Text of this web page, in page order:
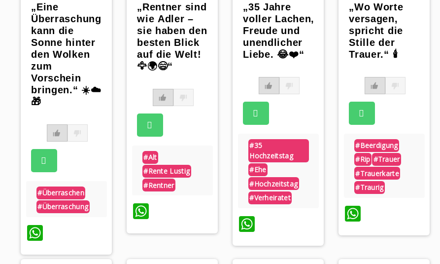
„Eine
Überraschung
kann die
Sonne hinter
den Wolken
zum
Vorschein
bringen.“ ☀️☁️
🎁
#überraschen
#überraschung
WhatsApp
„Rentner sind
wie Adler –
sie haben den
besten Blick
auf die Welt!
🦅🌍😄“
#alt
#rente Lustig
#rentner
WhatsApp
„35 Jahre
voller Lachen,
Freude und
unendlicher
Liebe. 😂❤️“
#35
Hochzeitstag
#ehe
#hochzeitstag
#verheiratet
WhatsApp
„Wo Worte
versagen,
spricht die
Stille der
Trauer.“ 🕯
#beerdigung
#rip #trauer
#trauerkarte
#traurig
WhatsApp